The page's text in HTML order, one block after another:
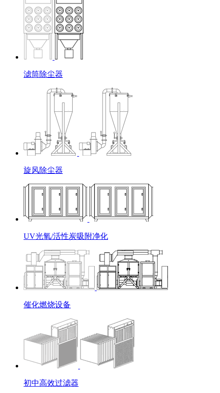
滤筒除尘器
旋风除尘器
UV光氧/活性炭吸附净化
催化燃烧设备
初中高效过滤器